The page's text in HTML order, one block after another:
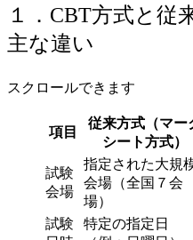
１．CBT方式と従
主な違い
スクロールできます
項目
従来方式（マー
シート方式）
試験
会場
指定された大規
会場（全国７会
場）
試験
特定の指定日